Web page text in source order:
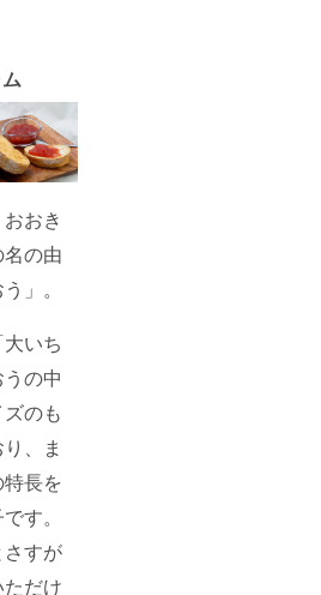
おき
の由
」。
いち
の中
のも
、ま
長を
す。
すが
だけ